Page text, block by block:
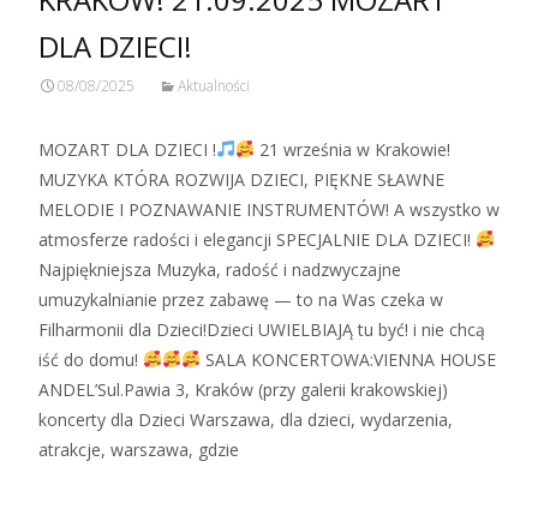
DLA DZIECI!
08/08/2025 Aktualności
MOZART DLA DZIECI !
21 września w Krakowie!
MUZYKA KTÓRA ROZWIJA DZIECI, PIĘKNE SŁAWNE
MELODIE I POZNAWANIE INSTRUMENTÓW! A wszystko w
atmosferze radości i elegancji SPECJALNIE DLA DZIECI!
Najpiękniejsza Muzyka, radość i nadzwyczajne
umuzykalnianie przez zabawę — to na Was czeka w
Filharmonii dla Dzieci!Dzieci UWIELBIAJĄ tu być! i nie chcą
iść do domu!
SALA KONCERTOWA:VIENNA HOUSE
ANDEL’Sul.Pawia 3, Kraków (przy galerii krakowskiej)
koncerty dla Dzieci Warszawa, dla dzieci, wydarzenia,
atrakcje, warszawa, gdzie